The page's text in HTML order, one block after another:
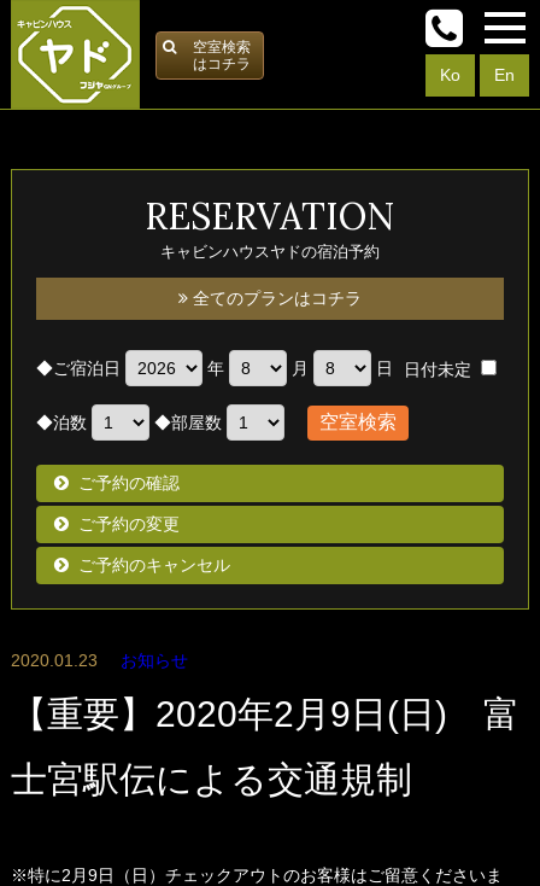
En
Ko
空室検索
はコチラ
RESERVATION
キャビンハウスヤドの宿泊予約
全てのプランはコチラ
◆ご宿泊日 年 月 日 日付未定
◆泊数 ◆部屋数
ご予約の確認
ご予約の変更
ご予約のキャンセル
2020.01.23 お知らせ
【重要】2020年2月9日(日) 富
士宮駅伝による交通規制
※特に2月9日（日）チェックアウトのお客様はご留意くださいま